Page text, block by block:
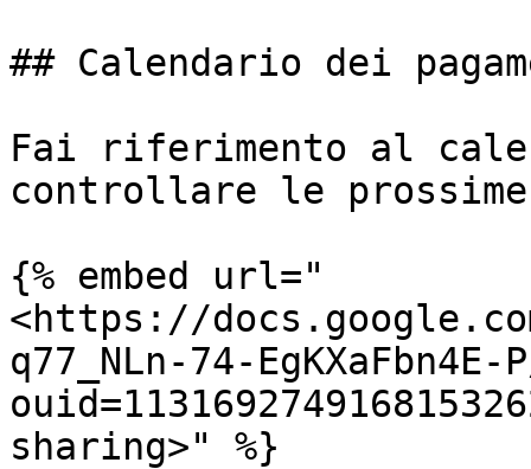
## Calendario dei
Fai riferimento al
controllare le prossime
{% embed url="
<https://
q77_NLn-74-
sharing>" %}